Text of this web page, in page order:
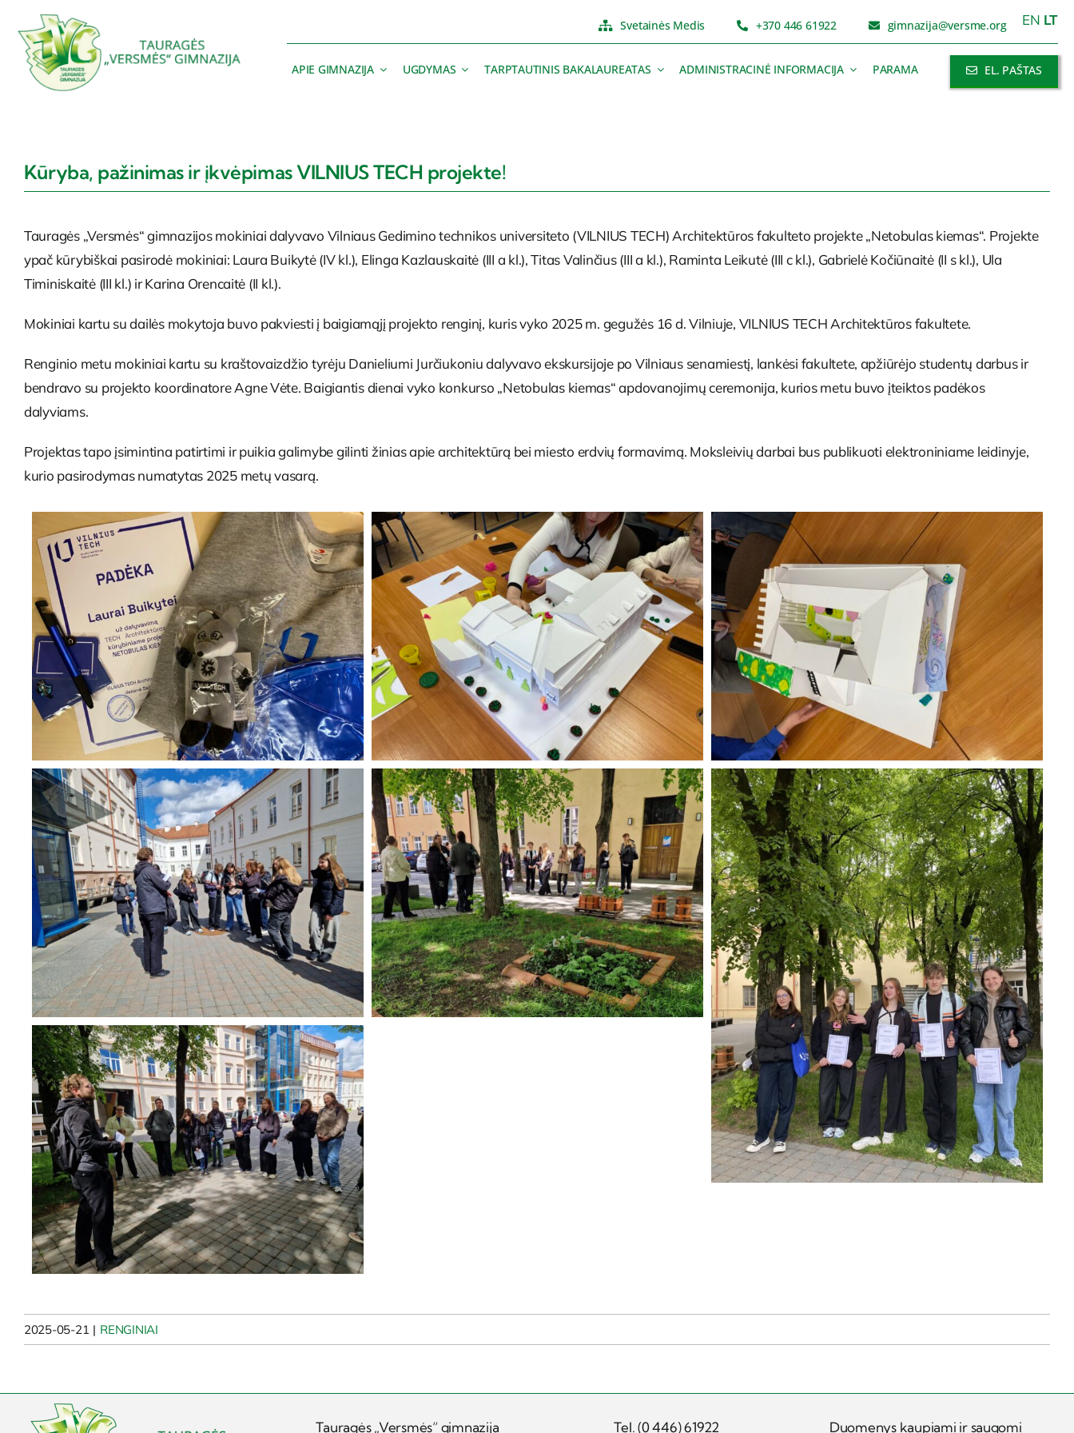
content
Svetainės Medis +370 446 61922 gimnazija@versme.org EN LT
APIE GIMNAZIJA UGDYMAS TARPTAUTINIS BAKALAUREATAS ADMINISTRACINĖ INFORMACIJA PARAMA EL. PAŠTAS
Kūryba, pažinimas ir įkvėpimas VILNIUS TECH projekte!
Tauragės „Versmės“ gimnazijos mokiniai dalyvavo Vilniaus Gedimino technikos universiteto (VILNIUS TECH) Architektūros fakulteto projekte „Netobulas kiemas“. Projekte
ypač kūrybiškai pasirodė mokiniai: Laura Buikytė (IV kl.), Elinga Kazlauskaitė (III a kl.), Titas Valinčius (III a kl.), Raminta Leikutė (III c kl.), Gabrielė Kočiūnaitė (II s kl.), Ula
Timiniskaitė (III kl.) ir Karina Orencaitė (II kl.).
Mokiniai kartu su dailės mokytoja buvo pakviesti į baigiamąjį projekto renginį, kuris vyko 2025 m. gegužės 16 d. Vilniuje, VILNIUS TECH Architektūros fakultete.
Renginio metu mokiniai kartu su kraštovaizdžio tyrėju Danieliumi Jurčiukoniu dalyvavo ekskursijoje po Vilniaus senamiestį, lankėsi fakultete, apžiūrėjo studentų darbus ir
bendravo su projekto koordinatore Agne Vėte. Baigiantis dienai vyko konkurso „Netobulas kiemas“ apdovanojimų ceremonija, kurios metu buvo įteiktos padėkos
dalyviams.
Projektas tapo įsimintina patirtimi ir puikia galimybe gilinti žinias apie architektūrą bei miesto erdvių formavimą. Moksleivių darbai bus publikuoti elektroniniame leidinyje,
kurio pasirodymas numatytas 2025 metų vasarą.
2025-05-21 | RENGINIAI
Tauragės „Versmės“ gimnazija Tel. (0 446) 61922 Duomenys kaupiami ir saugomi